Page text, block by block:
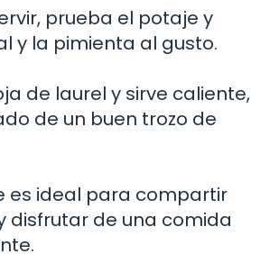
prueba el potaje y
y la pimienta al gusto.
de laurel y sirve caliente,
de un buen trozo de
es ideal para compartir
disfrutar de una comida